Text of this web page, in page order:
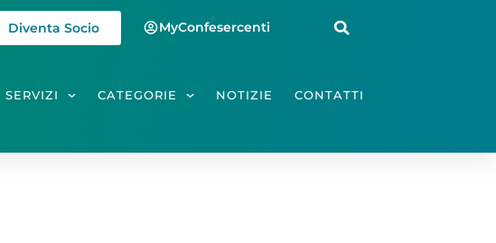
Diventa Socio MyConfesercenti
SERVIZI CATEGORIE NOTIZIE CONTATTI